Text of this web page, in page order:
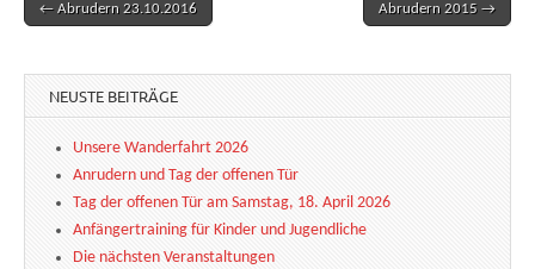
Post navigation
← Abrudern 23.10.2016 Abrudern 2015 →
NEUSTE BEITRÄGE
Unsere Wanderfahrt 2026
Anrudern und Tag der offenen Tür
Tag der offenen Tür am Samstag, 18. April 2026
Anfängertraining für Kinder und Jugendliche
Die nächsten Veranstaltungen